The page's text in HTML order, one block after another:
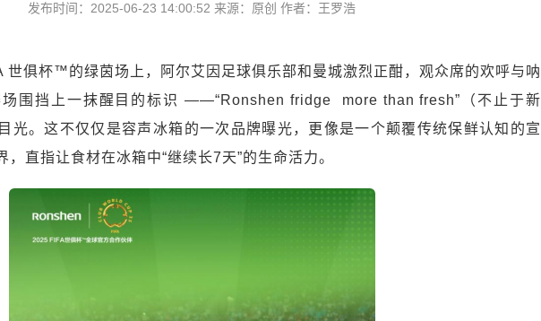
发布时间：2025-06-23 14:00:52 来源：原创 作者：王罗浩
俱杯™的绿茵场上，阿尔艾因足球俱乐部和曼城激烈正酣，观众席的欢呼与呐
场围挡上一抹醒目的标识 ——“Ronshen fridge more than fresh”（不止于新
光。这不仅仅是容声冰箱的一次品牌曝光，更像是一个颠覆传统保鲜认知的宣
直指让食材在冰箱中“继续长7天”的生命活力。